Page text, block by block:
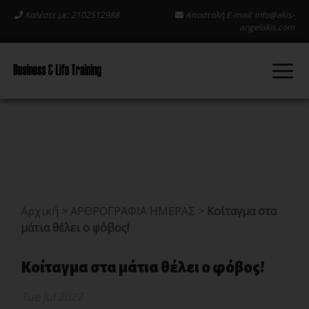
Καλέστε με: 2102512988 Αποστολή E-mail: info@akis-
angelakis.com
Αρχική > ΑΡΘΡΟΓΡΑΦΙΑ ΗΜΕΡΑΣ > Κοίταγμα στα
μάτια θέλει ο φόβος!
Κοίταγμα στα μάτια θέλει ο φόβος!